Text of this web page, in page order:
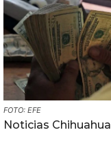
FOTO: EFE
Noticias Chihuahua